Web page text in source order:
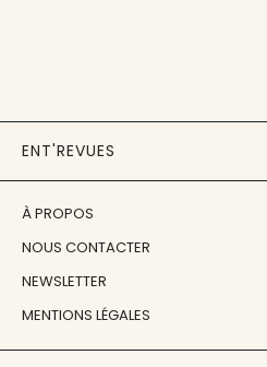
ENT'REVUES
À PROPOS
NOUS CONTACTER
NEWSLETTER
MENTIONS LÉGALES